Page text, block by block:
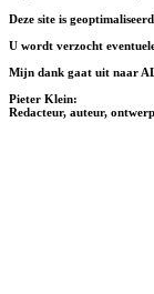
Deze site is
U wordt verzocht
Mijn dank gaat uit naar
Pieter Klein:
Redacteur, auteur,